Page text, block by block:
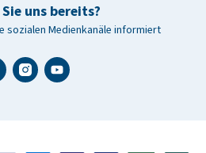
uns bereits?
sozialen Medienkanäle informiert